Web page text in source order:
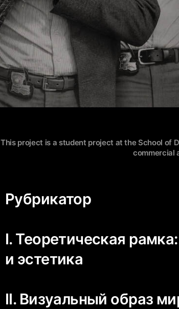
This project is a student project at the School of
commercial
Рубрикатор
I. Теоретическая
и эстетика
II. Визуальный образ